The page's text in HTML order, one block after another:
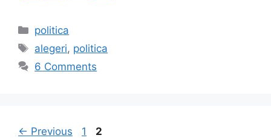
c
e
b
k
st
o
d
l
Categories
politica
Tags
alegeri, politica
6 Comments
← Previous Page
1 Page
2